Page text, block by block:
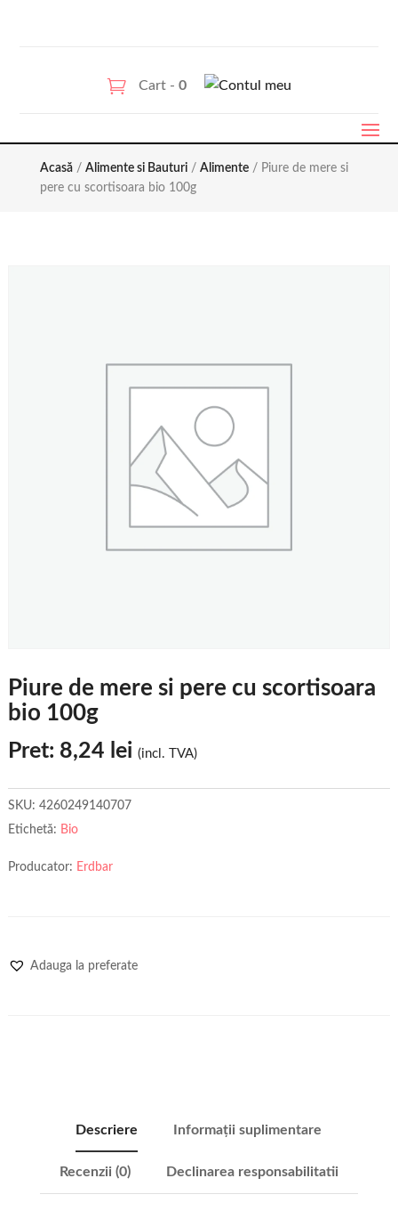
Cart - 0
Acasă/ Alimente si Bauturi/ Alimente/ Piure de mere si
pere cu scortisoara bio 100g
Piure de mere si pere cu scortisoara
bio 100g
Pret: 8,24 lei (incl. TVA)
SKU: 4260249140707
Etichetă: Bio
Producator: Erdbar
Adauga la preferate
Descriere Informații suplimentare
Recenzii (0) Declinarea responsabilitatii